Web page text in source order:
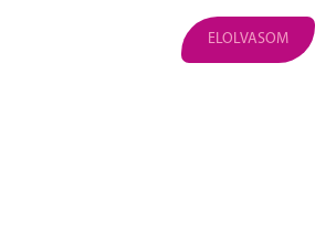
ELOLVASOM